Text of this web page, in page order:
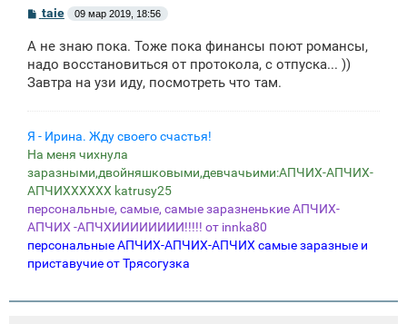
С
б
щ
е
н
taie 09 мар 2019, 18:56
А не знаю пока. Тоже пока финансы поют романсы,
надо восстановиться от протокола, с отпуска... ))
Завтра на узи иду, посмотреть что там.
Я - Ирина. Жду своего счастья!
На меня чихнула
заразными,двойняшковыми,девчачьими:АПЧИХ-АПЧИХ-
АПЧИХХХХХХ katrusy25
персональные, самые, самые заразненькие АПЧИХ-
АПЧИХ -АПЧХИИИИИИИИ!!!!! от innka80
персональные АПЧИХ-АПЧИХ-АПЧИХ самые заразные и
приставучие от Трясогузка